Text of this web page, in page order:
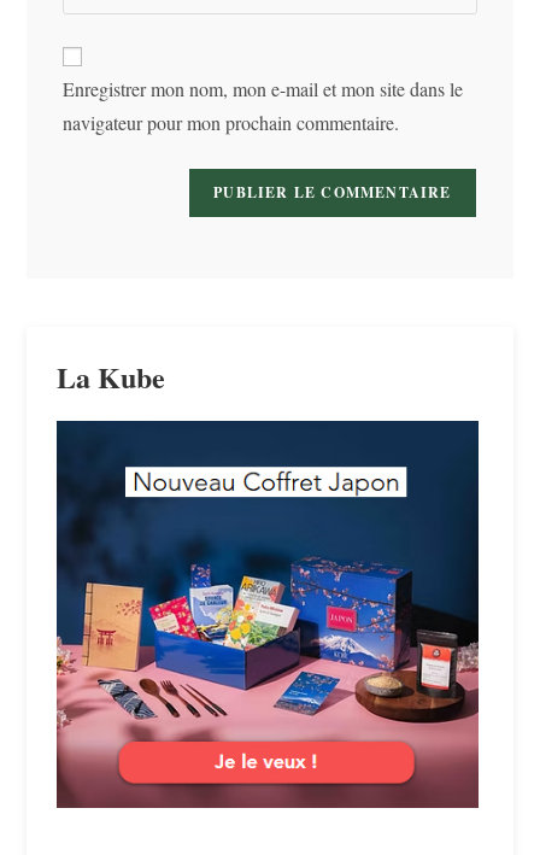
comment
l’URL
votre
site
(facultatif)
Enregistrer mon nom, mon e-mail et mon site dans le
navigateur pour mon prochain commentaire.
La Kube